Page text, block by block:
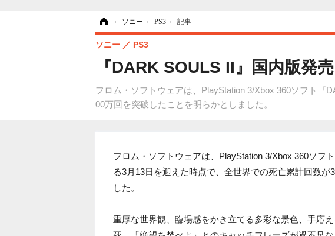
› ソニー › PS3 › 記事
『DARK SOULS II』国内版発
フロム・ソフトウェアは、PlayStation 3/Xbox 360ソフト『
00万回を突破したことを明らかとしました。
ソニー PS3
フロム・ソフトウェアは、PlayStation 3/Xbox 360ソフト
る3月13日を迎えた時点で、全世界での死亡累計回数が
した。
重厚な世界観、臨場感をかき立てる多彩な景色、手応